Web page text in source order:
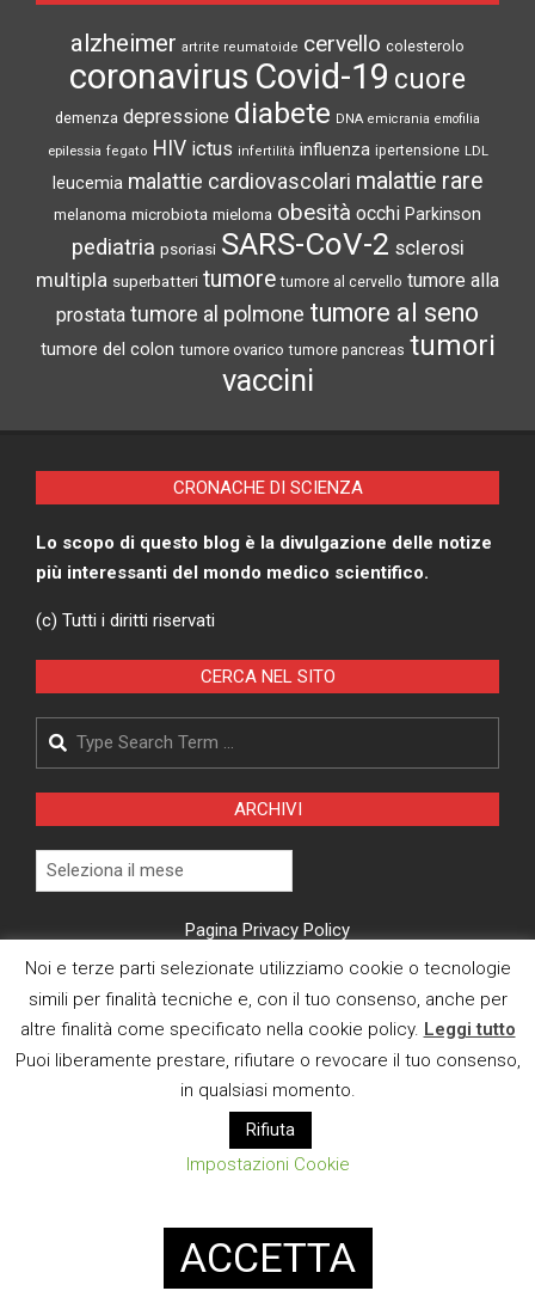
alzheimer artrite reumatoide cervello colesterolo
coronavirus Covid-19 cuore
demenza depressione diabete DNA emicrania emofilia
epilessia fegato HIV ictus infertilità influenza ipertensione LDL
leucemia malattie cardiovascolari malattie rare
melanoma microbiota mieloma obesità occhi Parkinson
pediatria psoriasi SARS-CoV-2 sclerosi
multipla superbatteri tumore tumore al cervello tumore alla
prostata tumore al polmone tumore al seno
tumore del colon tumore ovarico tumore pancreas tumori
vaccini
CRONACHE DI SCIENZA
Lo scopo di questo blog è la divulgazione delle notize
più interessanti del mondo medico scientifico.
(c) Tutti i diritti riservati
CERCA NEL SITO
Search
ARCHIVI
Archivi
Pagina Privacy Policy
Modifica consenso cookies
CI TROVI ANCHE SU
Noi e terze parti selezionate utilizziamo cookie o tecnologie
simili per finalità tecniche e, con il tuo consenso, anche per
altre finalità come specificato nella cookie policy. Leggi tutto
Puoi liberamente prestare, rifiutare o revocare il tuo consenso,
in qualsiasi momento.
Rifiuta
Impostazioni Cookie
ACCETTA